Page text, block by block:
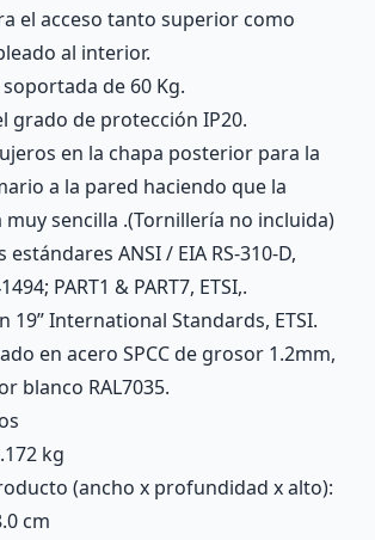
el acceso tanto superior como
al interior.
de 60 Kg.
grado de protección IP20.
en la chapa posterior para la
a la pared haciendo que la
muy sencilla .(Tornillería no incluida)
ANSI / EIA RS-310-D,
PART1 & PART7, ETSI,.
19” International Standards, ETSI.
en acero SPCC de grosor 1.2mm,
blanco RAL7035.
kg
(ancho x profundidad x alto):
cm